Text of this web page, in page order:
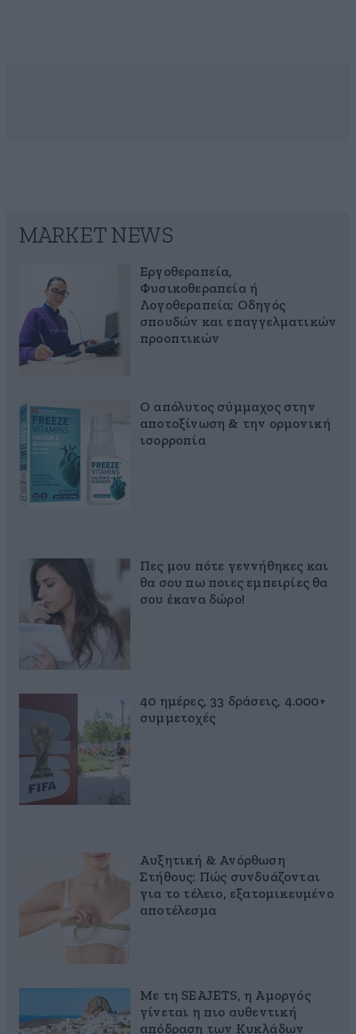
MARKET NEWS
Εργοθεραπεία,
Φυσικοθεραπεία ή
Λογοθεραπεία; Οδηγός
σπουδών και επαγγελματικών
προοπτικών
Ο απόλυτος σύμμαχος στην
αποτοξίνωση & την ορμονική
ισορροπία
Πες μου πότε γεννήθηκες και
θα σου πω ποιες εμπειρίες θα
σου έκανα δώρο!
40 ημέρες, 33 δράσεις, 4.000+
συμμετοχές
Αυξητική & Ανόρθωση
Στήθους: Πώς συνδυάζονται
για το τέλειο, εξατομικευμένο
αποτέλεσμα
Με τη SEAJETS, η Αμοργός
γίνεται η πιο αυθεντική
απόδραση των Κυκλάδων